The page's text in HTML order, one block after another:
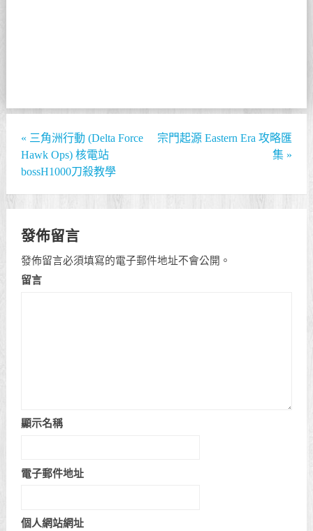
« 三角洲行動 (Delta Force
Hawk Ops) 核電站
bossH1000刀殺教學
宗門起源 Eastern Era 攻略匯
集 »
發佈留言
發佈留言必須填寫的電子郵件地址不會公開。
留言
顯示名稱
電子郵件地址
個人網站網址